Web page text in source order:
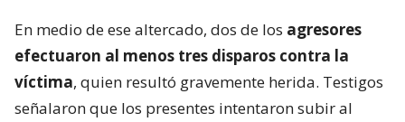
En medio de ese altercado, dos de los agresores
efectuaron al menos tres disparos contra la
víctima, quien resultó gravemente herida. Testigos
señalaron que los presentes intentaron subir al